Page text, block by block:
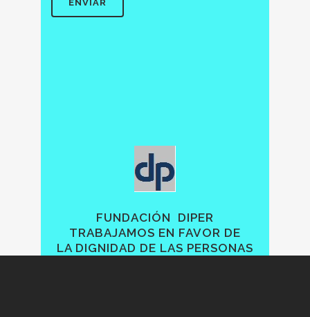
FUNDACIÓN DIPER
TRABAJAMOS EN FAVOR DE
LA DIGNIDAD DE LAS PERSONAS